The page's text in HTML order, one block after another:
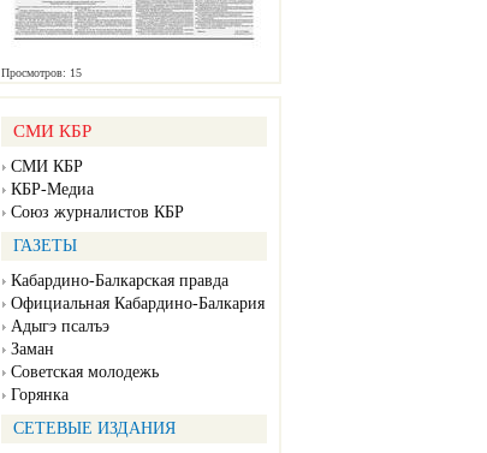
Просмотров: 15
СМИ КБР
СМИ КБР
КБР-Медиа
Союз журналистов КБР
ГАЗЕТЫ
Кабардино-Балкарская правда
Официальная Кабардино-Балкария
Адыгэ псалъэ
Заман
Советская молодежь
Горянка
СЕТЕВЫЕ ИЗДАНИЯ